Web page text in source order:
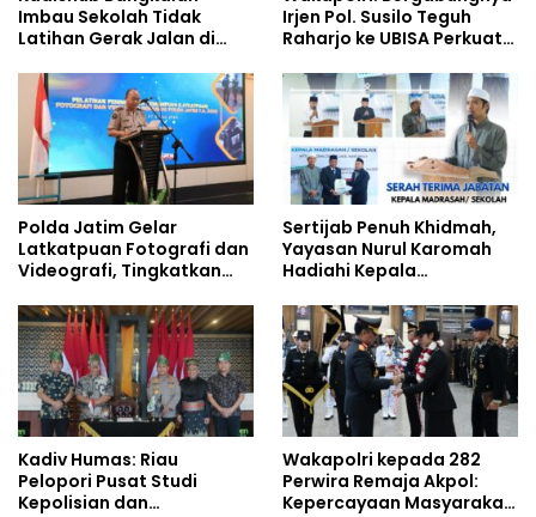
Imbau Sekolah Tidak
Latihan Gerak Jalan di
Irjen Pol. Susilo Teguh
Raharjo ke UBISA Perkuat
Studi Kepolisian
Polda Jatim Gelar
Latkatpuan Fotografi dan
Videografi, Tingkatkan
Era Digital
Sertijab Penuh Khidmah,
Yayasan Nurul Karomah
Hadiahi Kepala
Umrah
Kadiv Humas: Riau
Pelopori Pusat Studi
Kepolisian dan
Wakapolri kepada 282
Perwira Remaja Akpol:
Kepercayaan Masyarakat